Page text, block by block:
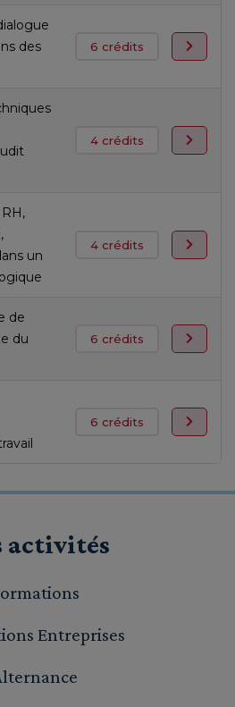
des
6 crédits
4 crédits
un
4 crédits
de
du
6 crédits
6 crédits
activités
Entreprises